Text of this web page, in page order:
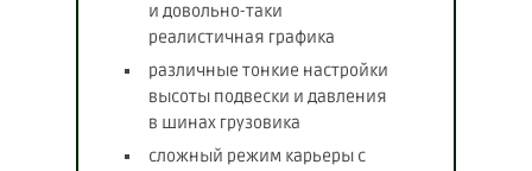
и довольно-таки
реалистичная графика
различные тонкие настройки
высоты подвески и давления
в шинах грузовика
сложный режим карьеры с